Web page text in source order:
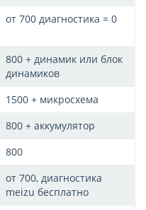
от 700 диагностика = 0
800 + динамик или блок
динамиков
1500 + микросхема
800 + аккумулятор
800
от 700, диагностика
meizu бесплатно